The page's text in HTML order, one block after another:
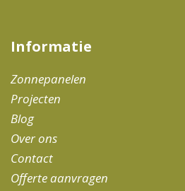
Informatie
Zonnepanelen
Projecten
Blog
Over ons
Contact
Offerte aanvragen